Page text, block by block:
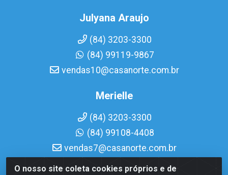
O nosso site coleta cookies próprios e de
Julyana Araujo
(84) 3203-3300
(84) 99119-9867
vendas10@casanorte.com.br
Merielle
(84) 3203-3300
(84) 99108-4408
vendas7@casanorte.com.br